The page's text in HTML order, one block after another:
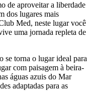
de aproveitar a liberdade
dos lugares mais
Med, neste lugar você
uma jornada repleta de
se torna o lugar ideal para
com paisagem à beira-
águas azuis do Mar
adaptadas para as